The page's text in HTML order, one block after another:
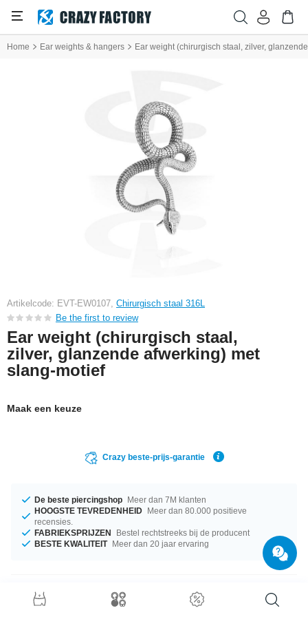
Home Ear weights & hangers Ear weight (chirurgisch staal, zilver,
Artikelcode: EVT-EW0107, Chirurgisch staal 316L
Be the first to review
Ear weight (chirurgisch staal,
zilver, glanzende afwerking) met
slang-motief
Maak een keuze
Crazy beste-prijs-garantie
De beste piercingshop Meer dan 7M klanten
HOOGSTE TEVREDENHEID Meer dan 80.000 positieve
recensies.
FABRIEKSPRIJZEN
Bestel rechtstreeks bij de producent
BESTE KWALITEIT Meer dan 20 jaar ervaring